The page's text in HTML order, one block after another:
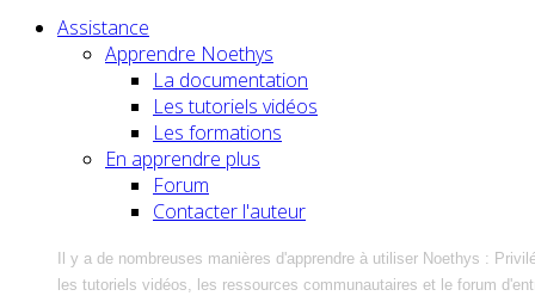
Assistance
Apprendre Noethys
La documentation
Les tutoriels vidéos
Les formations
En apprendre plus
Forum
Contacter l'auteur
Il y a de nombreuses manières d'apprendre à utiliser Noethys :
les tutoriels vidéos, les ressources communautaires et le forum